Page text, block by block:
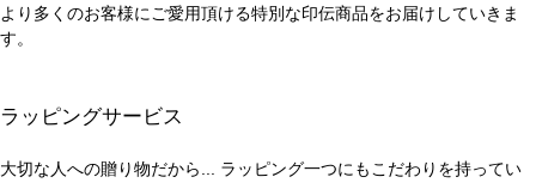
より多くのお客様にご愛用頂ける特別な印伝商品をお届けしていきま
す。
ラッピングサービス
大切な人への贈り物だから... ラッピング一つにもこだわりを持ってい